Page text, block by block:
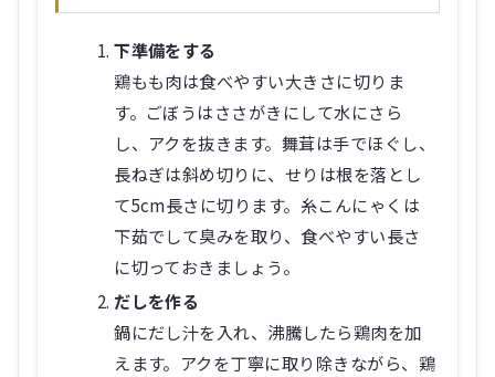
下準備をする
鶏もも肉は食べやすい大きさに切りま
す。ごぼうはささがきにして水にさら
し、アクを抜きます。舞茸は手でほぐし、
長ねぎは斜め切りに、せりは根を落とし
て5cm長さに切ります。糸こんにゃくは
下茹でして臭みを取り、食べやすい長さ
に切っておきましょう。
だしを作る
鍋にだし汁を入れ、沸騰したら鶏肉を加
えます。アクを丁寧に取り除きながら、鶏